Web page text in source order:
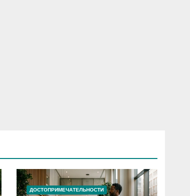
ДОСТОПРИМЕЧАТЕЛЬНОСТИ